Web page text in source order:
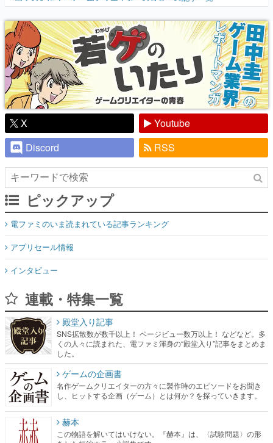
X
Youtube
Discord
RSS
ピックアップ
電ファミのいま読まれている記事ランキング
アプリセール情報
インタビュー
連載・特集一覧
くの人々に読まれた、電ファミ渾身の“殿堂入り”記事をまとめま
した。
ゲームの企画書
名作ゲームクリエイターの方々に製作時のエピソードをお聞き
し、ヒットする企画（ゲーム）とは何か？を探っていきます。
赫本
この物語を解いてはいけない。『赫本』は、〈試験問題〉の形
をした短編ホラー小説集です。
新世代に訊く
これからのデジタルゲーム市場を担う若きクリエイター達の姿